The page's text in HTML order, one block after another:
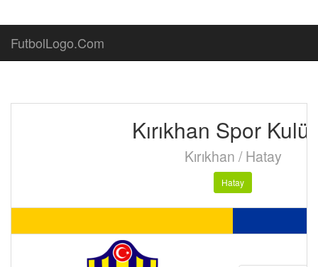
FutbolLogo.Com
Kırıkhan Spor
Kırıkhan / Hatay
Hatay